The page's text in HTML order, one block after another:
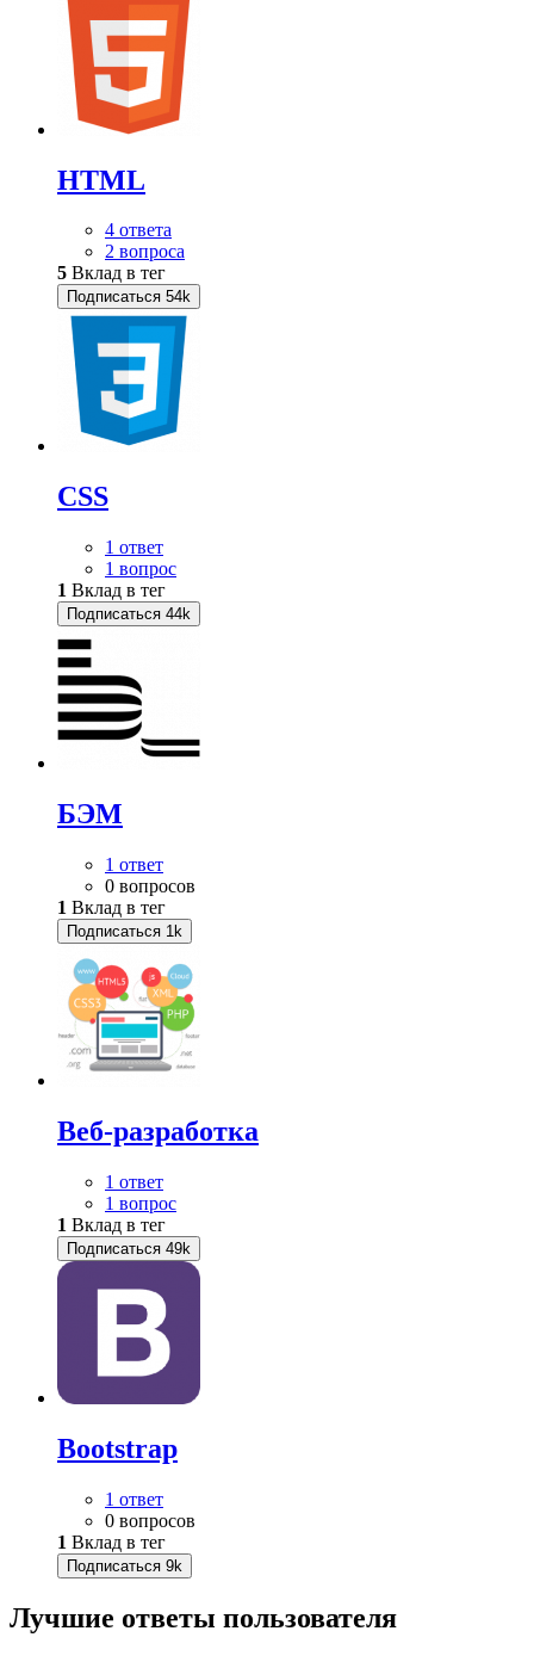
HTML
4 ответа
2 вопроса
5 Вклад в тег
Подписаться 54k
CSS
1 ответ
1 вопрос
1 Вклад в тег
Подписаться 44k
БЭМ
1 ответ
0 вопросов
1 Вклад в тег
Подписаться 1k
Веб-разработка
1 ответ
1 вопрос
1 Вклад в тег
Подписаться 49k
Bootstrap
1 ответ
0 вопросов
1 Вклад в тег
Подписаться 9k
Лучшие ответы пользователя